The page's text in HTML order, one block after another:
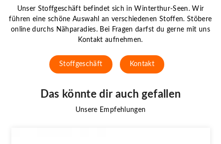
Unser Stoffgeschäft befindet sich in Winterthur-Seen. Wir
führen eine schöne Auswahl an verschiedenen Stoffen. Stöbere
online durchs Nähparadies. Bei Fragen darfst du gerne mit uns
Kontakt aufnehmen.
Stoffgeschäft Kontakt
Das könnte dir auch gefallen
Unsere Empfehlungen